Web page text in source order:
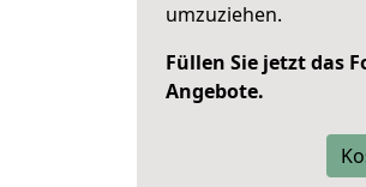
umzuziehen.
Füllen Sie jetzt das
Angebote.